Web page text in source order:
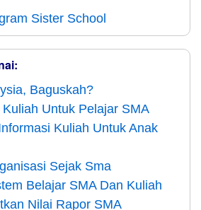
Sister School
Baguskah?
Untuk Pelajar SMA
Kuliah Untuk Anak
Sejak Sma
Belajar SMA Dan Kuliah
Nilai Rapor SMA